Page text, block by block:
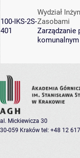
100-IKS-2S-
401
Wydział
Zasobami
Zarządzanie
komunalnym
al. Mickiewicza 30
30-059 Kraków tel: +48 12